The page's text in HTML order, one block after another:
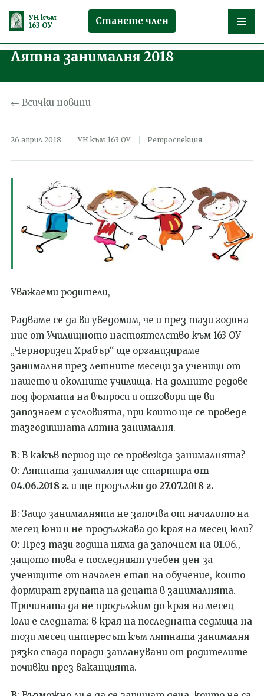
Продължете
към
УН към
163 ОУ
Станете член
Лятна занималня 2018
← Всички новини
26 април 2018 УН към 163 ОУ Ретроспекция
Уважаеми родители,
Радваме се да ви уведомим, че и през тази година
ние от Училищното настоятелство към 163 ОУ
„Черноризец Храбър“ ще организираме
занималня през летните месеци за ученици от
нашето и околните училища. На долните редове
под формата на въпроси и отговори ще ви
запознаем с условията, при които ще се проведе
тазгодишната лятна занималня.
В: В какъв период ще се провежда занималнята?
О: Лятната занималня ще стартира от
04.06.2018 г. и ще продължи до 27.07.2018 г.
В: Защо занималнята не започва от началото на
месец юни и не продължава до края на месец юли?
О: През тази година няма да започнем на 01.06.,
защото това е последният учебен ден за
учениците от начален етап на обучение, които
формират групата на децата в занималнята.
Причината да не продължим до края на месец
юли е следната: в края на последната седмица на
този месец интересът към лятната занималня
рязко спада поради запланувани от родителите
почивки през ваканцията.